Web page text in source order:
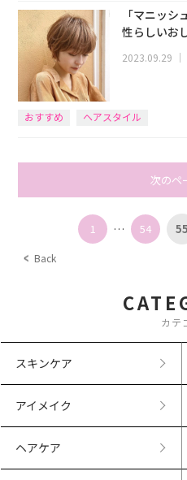
「マニッ
性らしいお
2023.09.29 ｜
おすすめ ヘアスタイル
次のペ
Back
1 … 54 55
カテ
スキンケア
アイメイク
ヘアケア